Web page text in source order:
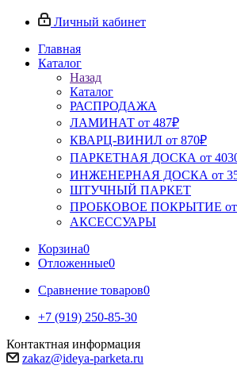
Личный кабинет
Главная
Каталог
Назад
Каталог
РАСПРОДАЖА
ЛАМИНАТ от 487₽
КВАРЦ-ВИНИЛ от 870₽
ПАРКЕТНАЯ ДОСКА от
ИНЖЕНЕРНАЯ ДОСКА от
ШТУЧНЫЙ ПАРКЕТ
ПРОБКОВОЕ ПОКРЫТИЕ от
АКСЕССУАРЫ
Корзина0
Отложенные0
Сравнение товаров0
+7 (919) 250-85-30
Контактная информация
zakaz@ideya-parketa.ru